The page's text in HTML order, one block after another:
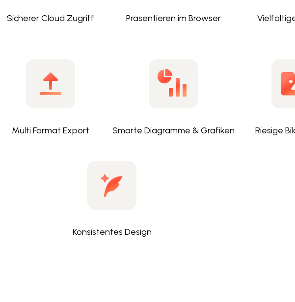
Sicherer Cloud Zugriff Präsentieren im Browser
Multi Format Export Smarte Diagramme & Grafiken Riesige
Konsistentes Design